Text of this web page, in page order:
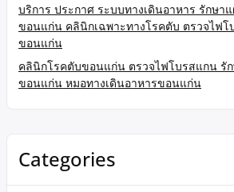
บริการ ประกาศ ระบบทางเดินอาหาร รักษา
ขอนแก่น คลินิกเฉพาะทางโรคตับ ตรวจไฟโ
ขอนแก่น
คลินิกโรคตับขอนแก่น ตรวจไฟโบรสแกน รั
ขอนแก่น หมอทางเดินอาหารขอนแก่น
Categories